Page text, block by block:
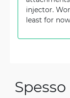
injector.
least for